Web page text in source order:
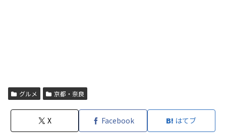
グルメ 京都・奈良
X Facebook はてブ